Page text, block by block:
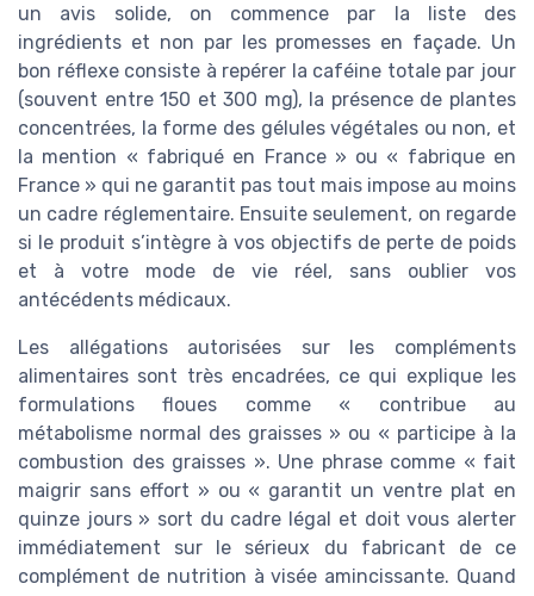
un avis solide, on commence par la liste des
ingrédients et non par les promesses en façade. Un
bon réflexe consiste à repérer la caféine totale par jour
(souvent entre 150 et 300 mg), la présence de plantes
concentrées, la forme des gélules végétales ou non, et
la mention « fabriqué en France » ou « fabrique en
France » qui ne garantit pas tout mais impose au moins
un cadre réglementaire. Ensuite seulement, on regarde
si le produit s’intègre à vos objectifs de perte de poids
et à votre mode de vie réel, sans oublier vos
antécédents médicaux.
Les allégations autorisées sur les compléments
alimentaires sont très encadrées, ce qui explique les
formulations floues comme « contribue au
métabolisme normal des graisses » ou « participe à la
combustion des graisses ». Une phrase comme « fait
maigrir sans effort » ou « garantit un ventre plat en
quinze jours » sort du cadre légal et doit vous alerter
immédiatement sur le sérieux du fabricant de ce
complément de nutrition à visée amincissante. Quand